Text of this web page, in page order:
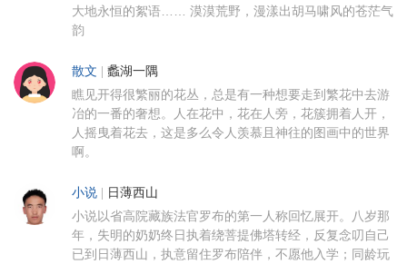
大地永恒的絮语…… 漠漠荒野，漫漾出胡马啸风的苍茫气
韵
散文 蠡湖一隅
瞧见开得很繁丽的花丛，总是有一种想要走到繁花中去游
冶的一番的奢想。人在花中，花在人旁，花簇拥着人开，
人摇曳着花去，这是多么令人羡慕且神往的图画中的世界
啊。
小说 日薄西山
小说以省高院藏族法官罗布的第一人称回忆展开。八岁那
年，失明的奶奶终日执着绕菩提佛塔转经，反复念叨自己
已到日薄西山，执意留住罗布陪伴，不愿他入学；同龄玩